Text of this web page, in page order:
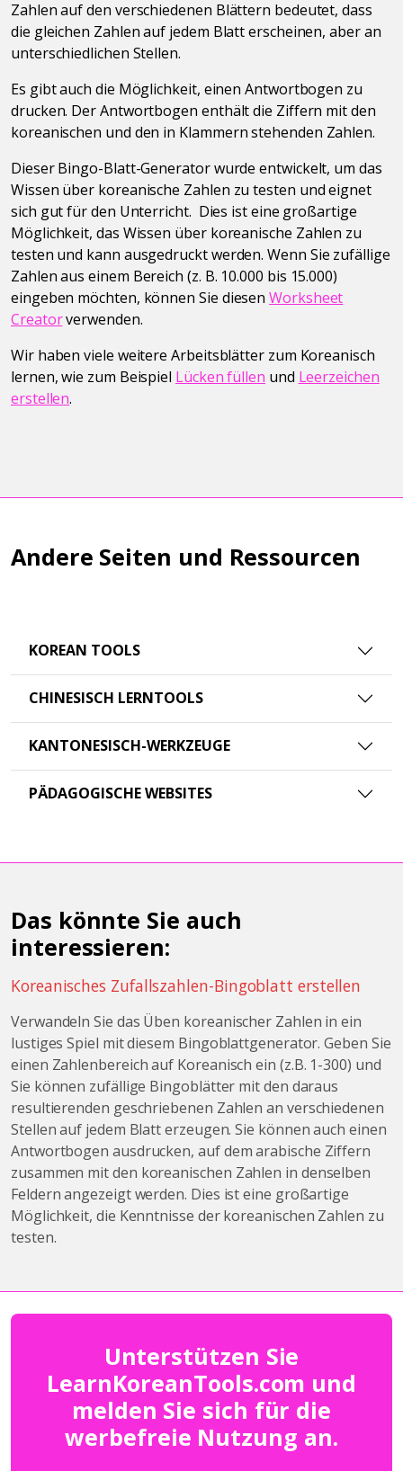
Zahlen auf den verschiedenen Blättern bedeutet, dass
die gleichen Zahlen auf jedem Blatt erscheinen, aber an
unterschiedlichen Stellen.
Es gibt auch die Möglichkeit, einen Antwortbogen zu
drucken. Der Antwortbogen enthält die Ziffern mit den
koreanischen und den in Klammern stehenden Zahlen.
Dieser Bingo-Blatt-Generator wurde entwickelt, um das
Wissen über koreanische Zahlen zu testen und eignet
sich gut für den Unterricht. Dies ist eine großartige
Möglichkeit, das Wissen über koreanische Zahlen zu
testen und kann ausgedruckt werden. Wenn Sie zufällige
Zahlen aus einem Bereich (z. B. 10.000 bis 15.000)
eingeben möchten, können Sie diesenWorksheet
Creatorverwenden.
Wir haben viele weitere Arbeitsblätter zum Koreanisch
lernen, wie zum Beispiel Lücken füllen und Leerzeichen
erstellen.
Andere Seiten und Ressourcen
KOREAN TOOLS
CHINESISCH LERNTOOLS
KANTONESISCH-WERKZEUGE
PÄDAGOGISCHE WEBSITES
Das könnte Sie auch
interessieren:
Koreanisches Zufallszahlen-Bingoblatt erstellen
Verwandeln Sie das Üben koreanischer Zahlen in ein
lustiges Spiel mit diesem Bingoblattgenerator. Geben Sie
einen Zahlenbereich auf Koreanisch ein (z.B. 1-300) und
Sie können zufällige Bingoblätter mit den daraus
resultierenden geschriebenen Zahlen an verschiedenen
Stellen auf jedem Blatt erzeugen. Sie können auch einen
Antwortbogen ausdrucken, auf dem arabische Ziffern
zusammen mit den koreanischen Zahlen in denselben
Feldern angezeigt werden. Dies ist eine großartige
Möglichkeit, die Kenntnisse der koreanischen Zahlen zu
testen.
Unterstützen Sie
LearnKoreanTools.com und
melden Sie sich für die
werbefreie Nutzung an.